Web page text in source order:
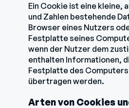
Ein Cookie ist eine kleine,
und Zahlen bestehende
Browser eines Nutzers
Festplatte seines
wenn der Nutzer dem
enthalten Informationen,
Festplatte des
übertragen werden.
Arten von Cookies